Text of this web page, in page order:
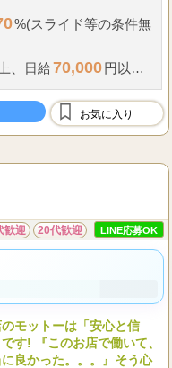
%(スライド等の条件無
、 日給70,000円以上
りません。
お気に入り
歓迎 20代歓迎 LINE応募OK
モットーは「安心と信
す! 『このお店で働いて、
良かった。。。』そう心